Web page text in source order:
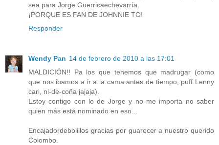
sea para Jorge Guerricaechevarría.
¡PORQUE ES FAN DE JOHNNIE TO!
Responder
Wendy Pan 14 de febrero de 2010 a las 17:01
MALDICIÓN!! Pa los que tenemos que madrugar (como
que nos ibamos a ir a la cama antes de tiempo, puff Lenny
cari, ni-de-coña jajaja).
Estoy contigo con lo de Jorge y no me importa no saber
quien más está nominado en eso...
Encajadordebolillos gracias por guarecer a nuestro querido
Colombo.